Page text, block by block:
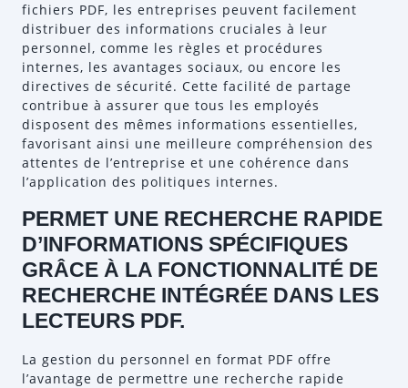
fichiers PDF, les entreprises peuvent facilement
distribuer des informations cruciales à leur
personnel, comme les règles et procédures
internes, les avantages sociaux, ou encore les
directives de sécurité. Cette facilité de partage
contribue à assurer que tous les employés
disposent des mêmes informations essentielles,
favorisant ainsi une meilleure compréhension des
attentes de l’entreprise et une cohérence dans
l’application des politiques internes.
PERMET UNE RECHERCHE RAPIDE
D’INFORMATIONS SPÉCIFIQUES
GRÂCE À LA FONCTIONNALITÉ DE
RECHERCHE INTÉGRÉE DANS LES
LECTEURS PDF.
La gestion du personnel en format PDF offre
l’avantage de permettre une recherche rapide